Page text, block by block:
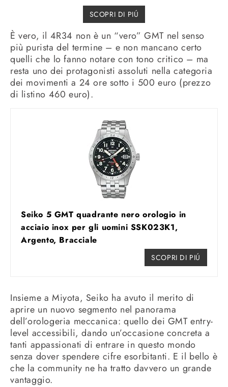
SCOPRI DI PIÚ
È vero, il 4R34 non è un “vero” GMT nel senso
più purista del termine – e non mancano certo
quelli che lo fanno notare con tono critico – ma
resta uno dei protagonisti assoluti nella categoria
dei movimenti a 24 ore sotto i 500 euro (prezzo
di listino 460 euro).
Seiko 5 GMT quadrante nero orologio in
acciaio inox per gli uomini SSK023K1,
Argento, Bracciale
SCOPRI DI PIÚ
Insieme a Miyota, Seiko ha avuto il merito di
aprire un nuovo segmento nel panorama
dell’orologeria meccanica: quello dei GMT entry-
level accessibili, dando un’occasione concreta a
tanti appassionati di entrare in questo mondo
senza dover spendere cifre esorbitanti. E il bello è
che la community ne ha tratto davvero un grande
vantaggio.